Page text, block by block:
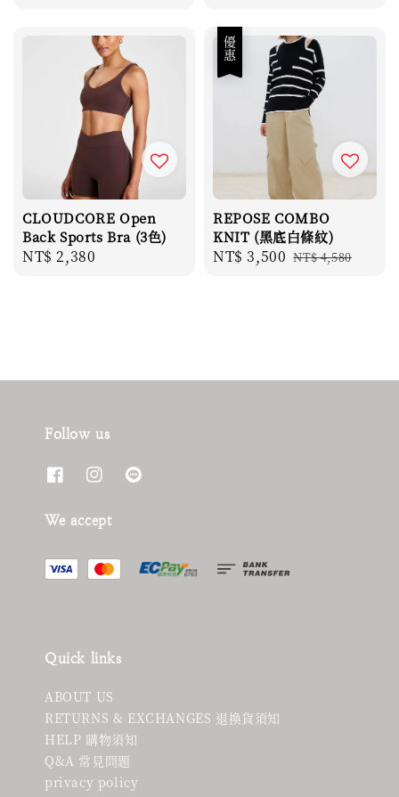
CLOUDCORE Open
Back Sports Bra (3色)
Regular
NT$ 2,380
優惠
REPOSE COMBO
KNIT (黑底白條紋)
Sale
NT$ 3,500 Regular
NT$ 4,580
Follow us
We accept
Quick links
ABOUT US
RETURNS & EXCHANGES 退換貨須知
HELP 購物須知
Q&A 常見問題
privacy policy